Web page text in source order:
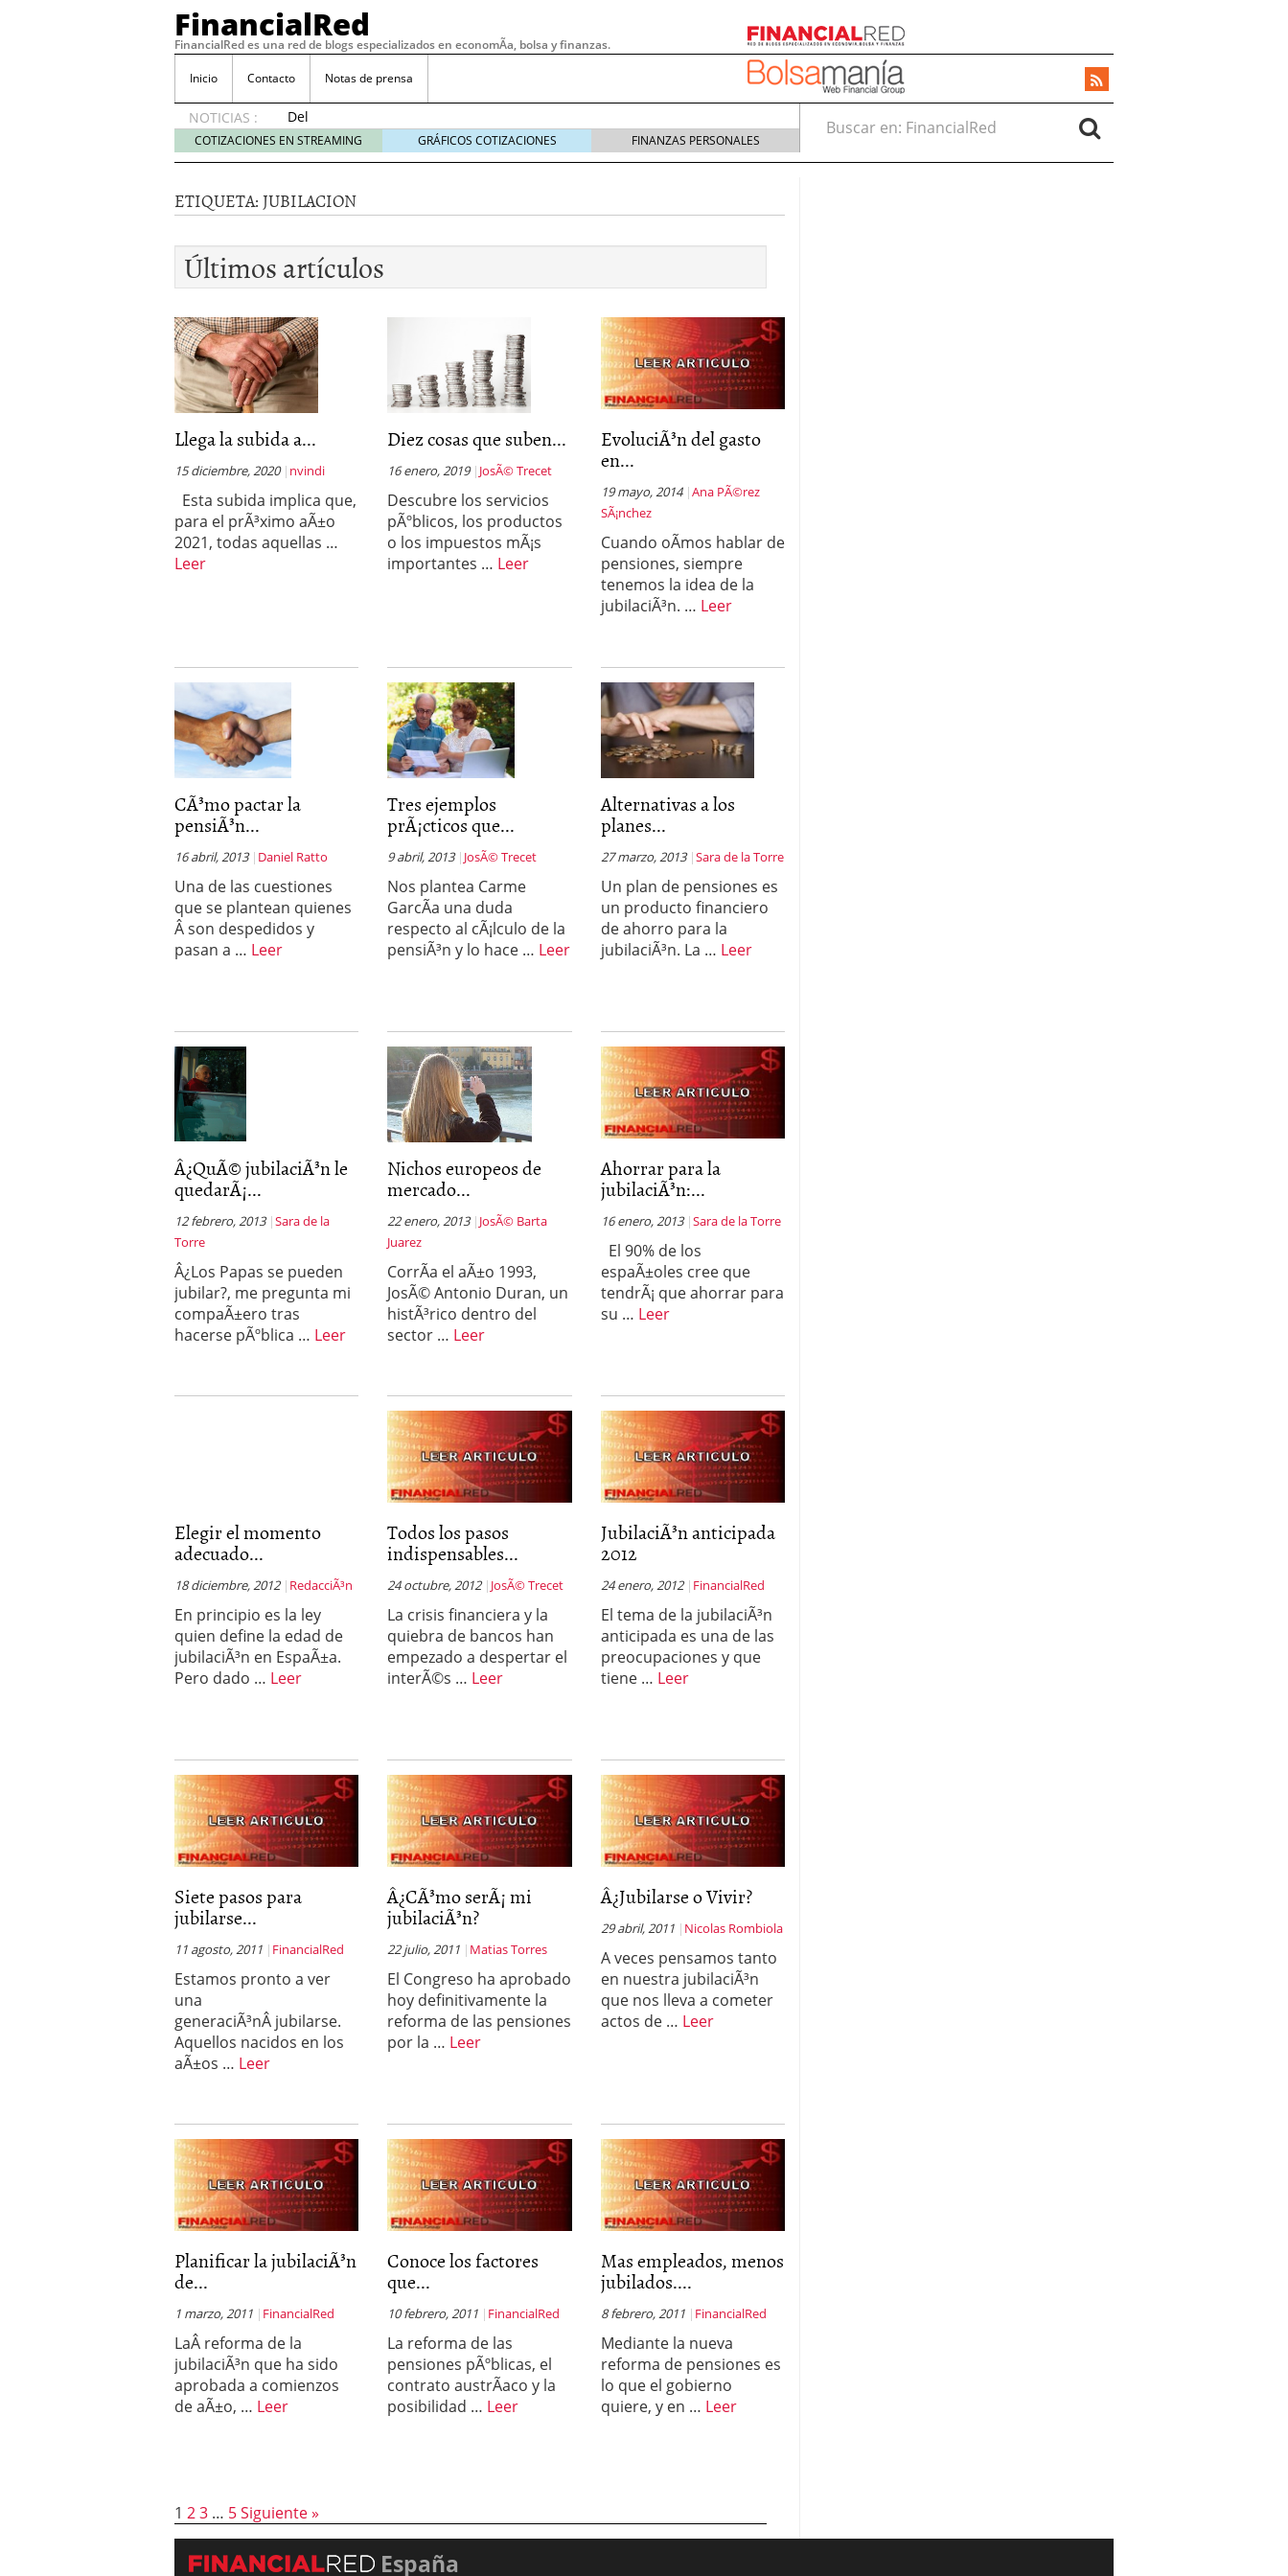
FinancialRed
FinancialRed es una red de blogs especializados en economÃ­a, bolsa y finanzas.
Inicio Contacto Notas de prensa
NOTICIAS :
Del
depósito
a la
cómo
está
la
gestión
del
en
España
05/08/2026
Seguros de convenio en pymes: la obligación que muchas empresas
descubren cuando ya es demasiado tarde
20/07/2026
Operar
29/06/2026
Crear empresa online vs proceso tradicional: ventajas reales para pymes
29/05/2026
CÃ³mo afrontar una baja mÃ©dica cuando trabajas por cuenta propia
26/05/2026
COTIZACIONES EN STREAMING GRÁFICOS COTIZACIONES FINANZAS PERSONALES
Buscar en:
ETIQUETA: JUBILACION
Últimos artículos
Llega la subida a...
15 diciembre, 2020 nvindi
Esta subida implica que,
para el prÃ³ximo aÃ±o
2021, todas aquellas …
Leer
Diez cosas que suben...
16 enero, 2019 JosÃ© Trecet
Descubre los servicios
pÃºblicos, los productos
o los impuestos mÃ¡s
importantes … Leer
EvoluciÃ³n del gasto
en...
19 mayo, 2014 Ana PÃ©rez
SÃ¡nchez
Cuando oÃ­mos hablar de
pensiones, siempre
tenemos la idea de la
jubilaciÃ³n. … Leer
CÃ³mo pactar la
pensiÃ³n...
16 abril, 2013 Daniel Ratto
Una de las cuestiones
que se plantean quienes
Â son despedidos y
pasan a … Leer
Tres ejemplos
prÃ¡cticos que...
9 abril, 2013 JosÃ© Trecet
Nos plantea Carme
GarcÃ­a una duda
respecto al cÃ¡lculo de la
pensiÃ³n y lo hace … Leer
Alternativas a los
planes...
27 marzo, 2013 Sara de la Torre
Un plan de pensiones es
un producto financiero
de ahorro para la
jubilaciÃ³n. La … Leer
Â¿QuÃ© jubilaciÃ³n le
quedarÃ¡...
12 febrero, 2013 Sara de la
Torre
Â¿Los Papas se pueden
jubilar?, me pregunta mi
compaÃ±ero tras
hacerse pÃºblica … Leer
Nichos europeos de
mercado...
22 enero, 2013 JosÃ© Barta
Juarez
CorrÃ­a el aÃ±o 1993,
JosÃ© Antonio Duran, un
histÃ³rico dentro del
sector … Leer
Ahorrar para la
jubilaciÃ³n:...
16 enero, 2013 Sara de la Torre
El 90% de los
espaÃ±oles cree que
tendrÃ¡ que ahorrar para
su … Leer
Elegir el momento
adecuado...
18 diciembre, 2012 RedacciÃ³n
En principio es la ley
quien define la edad de
jubilaciÃ³n en EspaÃ±a.
Pero dado … Leer
Todos los pasos
indispensables...
24 octubre, 2012 JosÃ© Trecet
La crisis financiera y la
quiebra de bancos han
empezado a despertar el
interÃ©s … Leer
JubilaciÃ³n anticipada
2012
24 enero, 2012 FinancialRed
El tema de la jubilaciÃ³n
anticipada es una de las
preocupaciones y que
tiene … Leer
Siete pasos para
jubilarse...
11 agosto, 2011 FinancialRed
Estamos pronto a ver
una
generaciÃ³nÂ jubilarse.
Aquellos nacidos en los
aÃ±os … Leer
Â¿CÃ³mo serÃ¡ mi
jubilaciÃ³n?
22 julio, 2011 Matias Torres
El Congreso ha aprobado
hoy definitivamente la
reforma de las pensiones
por la … Leer
Â¿Jubilarse o Vivir?
29 abril, 2011 Nicolas Rombiola
A veces pensamos tanto
en nuestra jubilaciÃ³n
que nos lleva a cometer
actos de … Leer
Planificar la jubilaciÃ³n
de...
1 marzo, 2011 FinancialRed
LaÂ reforma de la
jubilaciÃ³n que ha sido
aprobada a comienzos
de aÃ±o, … Leer
Conoce los factores
que...
10 febrero, 2011 FinancialRed
La reforma de las
pensiones pÃºblicas, el
contrato austrÃ­aco y la
posibilidad … Leer
Mas empleados, menos
jubilados....
8 febrero, 2011 FinancialRed
Mediante la nueva
reforma de pensiones es
lo que el gobierno
quiere, y en … Leer
1 23 … 5Siguiente »
España